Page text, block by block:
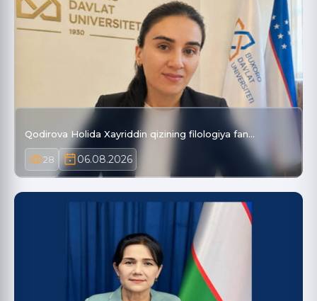
Qodirova Holida Xayriddin qizining filologiya fan…
28 06.08.2026